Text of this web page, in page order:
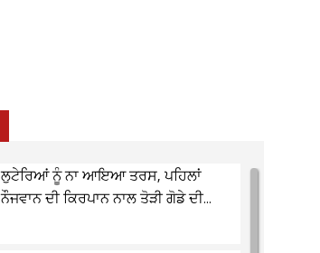
ਲੁਟੇਰਿਆਂ ਨੂੰ ਨਾ ਆਇਆ ਤਰਸ, ਪਹਿਲਾਂ
ਨੌਜਵਾਨ ਦੀ ਕਿਰਪਾਨ ਨਾਲ ਤੋੜੀ ਗੋਡੇ ਦੀ...